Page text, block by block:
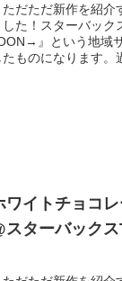
だただ新作を紹
た！スターバッ
』という地域
ものになります。
ワイトチョコ
スターバック